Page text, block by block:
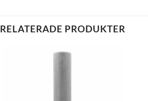
RELATERADE PRODUKTER